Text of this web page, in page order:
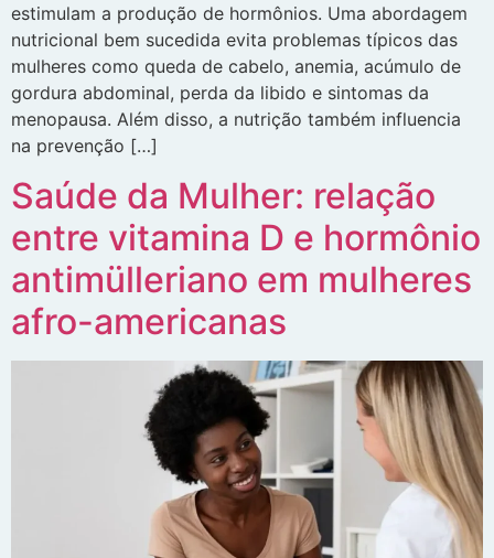
estimulam a produção de hormônios. Uma abordagem
nutricional bem sucedida evita problemas típicos das
mulheres como queda de cabelo, anemia, acúmulo de
gordura abdominal, perda da libido e sintomas da
menopausa. Além disso, a nutrição também influencia
na prevenção […]
Saúde da Mulher: relação
entre vitamina D e hormônio
antimülleriano em mulheres
afro-americanas